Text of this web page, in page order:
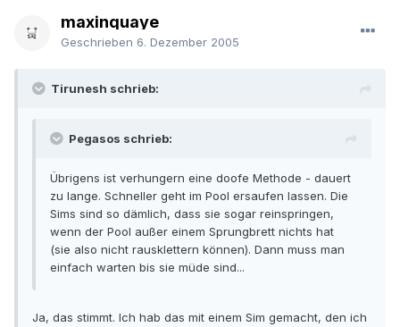
maxinquaye
Geschrieben 6. Dezember 2005
Tirunesh schrieb:
Pegasos schrieb:
Übrigens ist verhungern eine doofe Methode - dauert
zu lange. Schneller geht im Pool ersaufen lassen. Die
Sims sind so dämlich, dass sie sogar reinspringen,
wenn der Pool außer einem Sprungbrett nichts hat
(sie also nicht rausklettern können). Dann muss man
einfach warten bis sie müde sind...
Ja, das stimmt. Ich hab das mit einem Sim gemacht, den ich